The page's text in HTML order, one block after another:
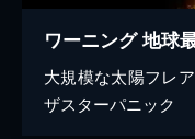
ワーニング 地球
大規模な太陽フレ
ザスターパニック